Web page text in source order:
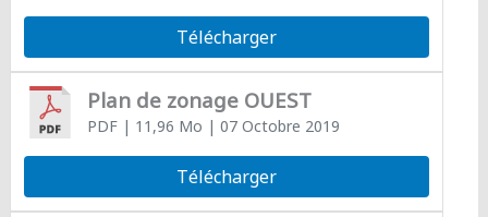
Télécharger
Plan de zonage OUEST
PDF| 11,96 Mo | 07 Octobre 2019
Télécharger